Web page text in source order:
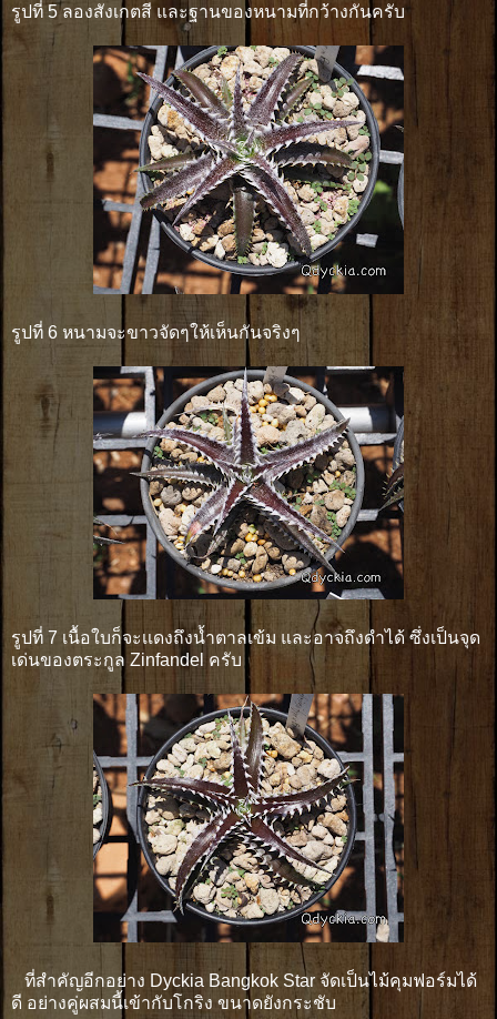
รูปที่ 5 ลองสังเกตสี และฐานของหนามที่กว้างกันครับ
รูปที่ 6 หนามจะขาวจัดๆให้เห็นกันจริงๆ
รูปที่ 7 เนื้อใบก็จะเเดงถึงน้ำตาลเข้ม และอาจถึงดำได้ ซึ่งเป็นจุด
เด่นของตระกูล Zinfandel ครับ
ที่สำคัญอีกอย่าง Dyckia Bangkok Star จัดเป็นไม้คุมฟอร์มได้
ดี อย่างคู่ผสมนี้เข้ากับโกริง ขนาดยังกระชับ